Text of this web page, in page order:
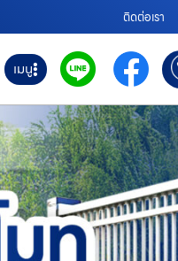
ติดต่อเรา
เมนู